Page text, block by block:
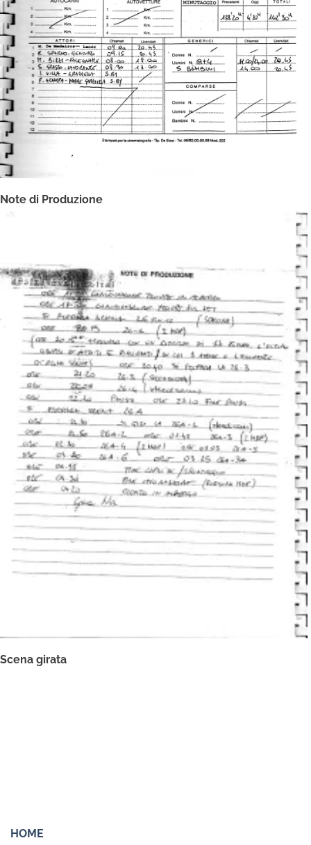
Note di Produzione
Scena girata
HOME